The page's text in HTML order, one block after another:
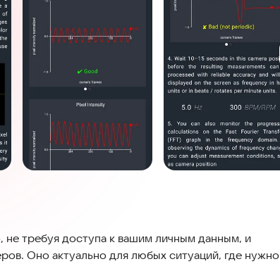
требуя доступа к вашим личным данным, и
Оно актуально для любых ситуаций, где нужно